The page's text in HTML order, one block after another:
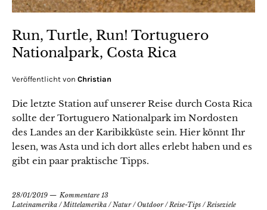
Run, Turtle, Run! Tortuguero
Nationalpark, Costa Rica
Veröffentlicht von Christian
Die letzte Station auf unserer Reise durch Costa Rica
sollte der Tortuguero Nationalpark im Nordosten
des Landes an der Karibikküste sein. Hier könnt Ihr
lesen, was Asta und ich dort alles erlebt haben und es
gibt ein paar praktische Tipps.
28/01/2019
Kommentare 13
Lateinamerika /Mittelamerika /Natur/Outdoor/Reise-Tips /Reiseziele